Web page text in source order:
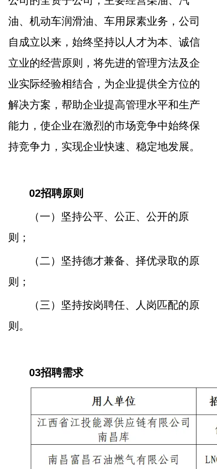
油、机动车润滑油、车用尿素业务，公司
自成立以来，始终坚持以人才为本、诚信
立业的经营原则，将先进的管理方法及企
业实际经验相结合，为企业提供全方位的
解决方案，帮助企业提高管理水平和生产
能力，使企业在激烈的市场竞争中始终保
持竞争力，实现企业快速、稳定地发展。
02招聘原则
（一）坚持公平、公正、公开的原
则；
（二）坚持德才兼备、择优录取的原
则；
（三）坚持按岗聘任、人岗匹配的原
则。
03招聘需求